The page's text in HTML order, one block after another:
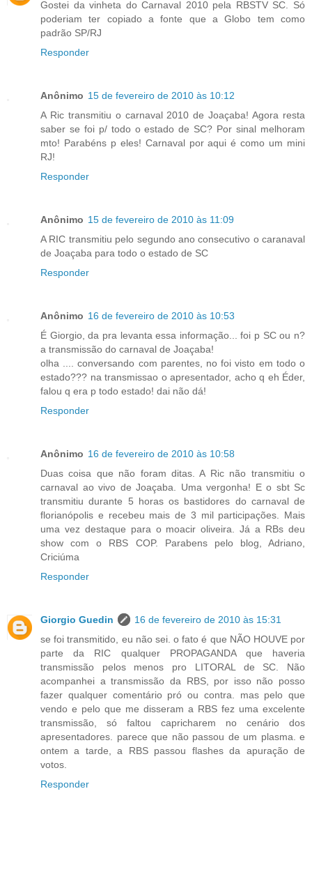
Gostei da vinheta do Carnaval 2010 pela RBSTV SC. Só
poderiam ter copiado a fonte que a Globo tem como
padrão SP/RJ
Responder
Anônimo 15 de fevereiro de 2010 às 10:12
A Ric transmitiu o carnaval 2010 de Joaçaba! Agora resta
saber se foi p/ todo o estado de SC? Por sinal melhoram
mto! Parabéns p eles! Carnaval por aqui é como um mini
RJ!
Responder
Anônimo 15 de fevereiro de 2010 às 11:09
A RIC transmitiu pelo segundo ano consecutivo o caranaval
de Joaçaba para todo o estado de SC
Responder
Anônimo 16 de fevereiro de 2010 às 10:53
É Giorgio, da pra levanta essa informação... foi p SC ou n?
a transmissão do carnaval de Joaçaba!
olha .... conversando com parentes, no foi visto em todo o
estado??? na transmissao o apresentador, acho q eh Éder,
falou q era p todo estado! dai não dá!
Responder
Anônimo 16 de fevereiro de 2010 às 10:58
Duas coisa que não foram ditas. A Ric não transmitiu o
carnaval ao vivo de Joaçaba. Uma vergonha! E o sbt Sc
transmitiu durante 5 horas os bastidores do carnaval de
florianópolis e recebeu mais de 3 mil participações. Mais
uma vez destaque para o moacir oliveira. Já a RBs deu
show com o RBS COP. Parabens pelo blog, Adriano,
Criciúma
Responder
Giorgio Guedin
16 de fevereiro de 2010 às 15:31
se foi transmitido, eu não sei. o fato é que NÃO HOUVE por
parte da RIC qualquer PROPAGANDA que haveria
transmissão pelos menos pro LITORAL de SC. Não
acompanhei a transmissão da RBS, por isso não posso
fazer qualquer comentário pró ou contra. mas pelo que
vendo e pelo que me disseram a RBS fez uma excelente
transmissão, só faltou capricharem no cenário dos
apresentadores. parece que não passou de um plasma. e
ontem a tarde, a RBS passou flashes da apuração de
votos.
Responder